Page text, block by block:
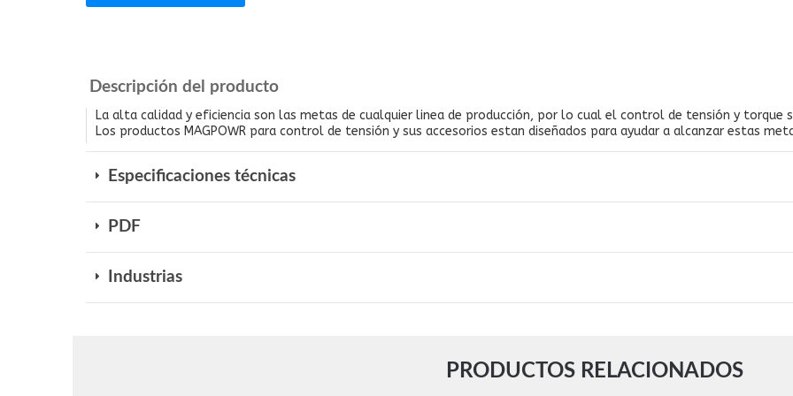
Descripción del producto
La alta calidad y eficiencia son las metas de cualquier linea de producción, por lo cual el control de tensión y torque
Los productos MAGPOWR para control de tensión y sus accesorios estan diseñados para ayudar a alcanzar estas
Especificaciones técnicas
PDF
Industrias
PRODUCTOS RELACIONADOS